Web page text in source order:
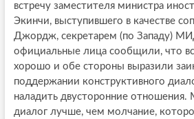
встречу заместителя министра
Экинчи, выступившего в качестве
Джордж, секретарем (по Западу)
официальные лица сообщили, что
хорошо и обе стороны выразили
поддержании конструктивного
наладить двусторонние отношения.
диалог лучше, чем молчание,